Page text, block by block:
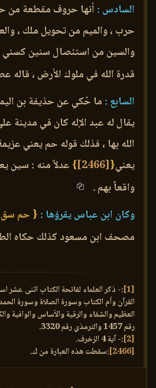
السادس : أنها حروف مقطعة من
حرب ، والميم من تحويل ملك ،
والسين من استئصال سنين
قدرة الله في ملوك الأرض ، قاله
السابع : ما حُكي عن حذيفة بن
يقال له عبد الإله كان في مدينة
الله بها ، فذلك قوله حم يعني
يعني{
[2466]
} عدلاً منه : سين
واقعاً بهم .
وكان ابن عباس يقرؤها : { حم
مصحف ابن مسعود كذلك حكاه
[1] :- ذكر العلماء لفاتحة الكتاب اثنى عشر
القرآن وأم الكتاب وسورة الصلاة وسورة الحمد
العظيم والشفاء والرقية والأساس والوافية
رقم 1457 والترمذي رقم 3320.
[2] :- آية 4 الزخرف.
[2466]
:سقطت هذه العبارة من ك.